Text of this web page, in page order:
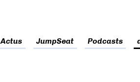
Actus JumpSeat Podcasts